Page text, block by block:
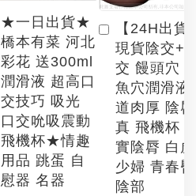
★一日出貨★
橋本有菜 河北
彩花 送300ml
潤滑液 超高口
交技巧 吸光
口交吮吸震動
飛機杯★情趣
用品 跳蛋 自
慰器 名器
【24H出貨
現貨陰交+
交 饅頭穴
魚穴潤滑液
道肉厚 陰
真 飛機杯
實陰脣 白
少婦 青春臀
陰部